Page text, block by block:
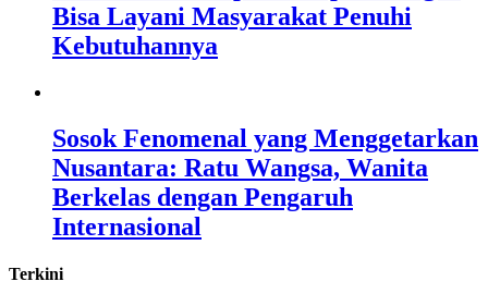
Bisa Layani Masyarakat Penuhi
Kebutuhannya
Sosok Fenomenal yang Menggetarkan
Nusantara: Ratu Wangsa, Wanita
Berkelas dengan Pengaruh
Internasional
Terkini